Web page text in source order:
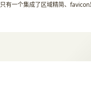
有一个集成了区域精简、